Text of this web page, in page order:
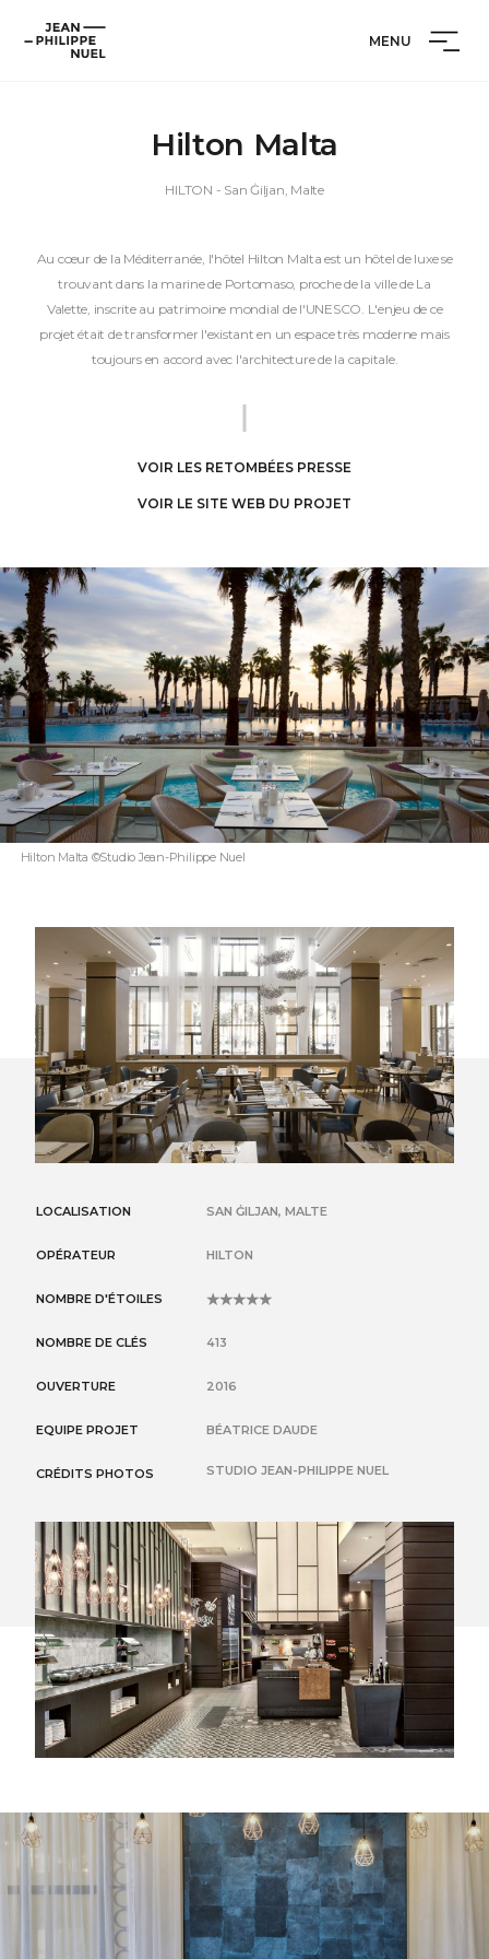
contenu
Jean-
Philippe
MENU
Hilton Malta
HILTON - San Ġiljan, Malte
Au cœur de la Méditerranée, l'hôtel Hilton Malta est un hôtel de luxe se
trouvant dans la marine de Portomaso, proche de la ville de La
Valette, inscrite au patrimoine mondial de l'UNESCO. L'enjeu de ce
projet était de transformer l'existant en un espace très moderne mais
toujours en accord avec l'architecture de la capitale.
VOIR LES RETOMBÉES PRESSE
VOIR LE SITE WEB DU PROJET
Hilton Malta ©Studio Jean-Philippe Nuel
LOCALISATION SAN ĠILJAN, MALTE
OPÉRATEUR HILTON
NOMBRE D'ÉTOILES
NOMBRE DE CLÉS
413
OUVERTURE 2016
EQUIPE PROJET BÉATRICE DAUDE
CRÉDITS PHOTOS STUDIO JEAN-PHILIPPE NUEL